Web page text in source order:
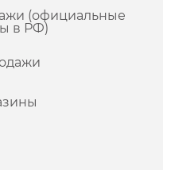
(официальные
в РФ)